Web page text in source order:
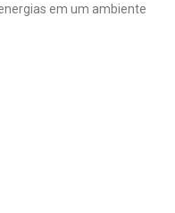
em um ambiente